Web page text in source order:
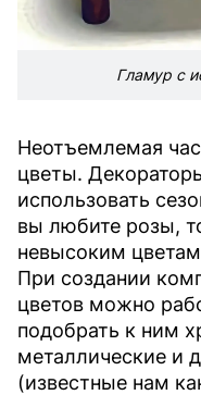
Гламур с
Неотъемлемая
цветы.
использовать
вы любите розы,
невысоким
При создании
цветов можно
подобрать к ним
металлические и
(известные нам